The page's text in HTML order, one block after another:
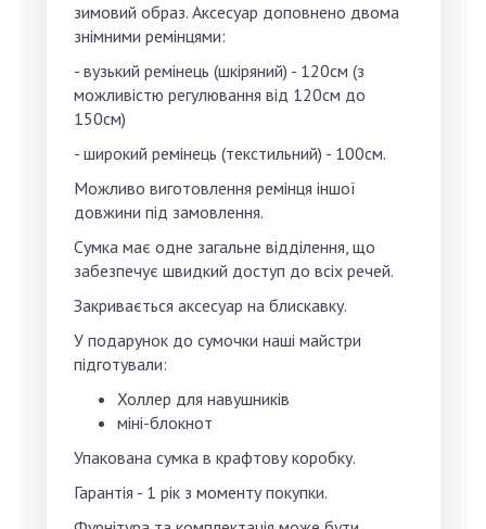
зимовий образ. Аксесуар доповнено двома
знімними ремінцями:
- вузький ремінець (шкіряний) - 120см (з
можливістю регулювання від 120см до
150см)
- широкий ремінець (текстильний) - 100см.
Можливо виготовлення ремінця іншої
довжини під замовлення.
Сумка має одне загальне відділення, що
забезпечує швидкий доступ до всіх речей.
Закривається аксесуар на блискавку.
У подарунок до сумочки наші майстри
підготували:
Холлер для навушників
міні-блокнот
Упакована сумка в крафтову коробку.
Гарантія - 1 рік з моменту покупки.